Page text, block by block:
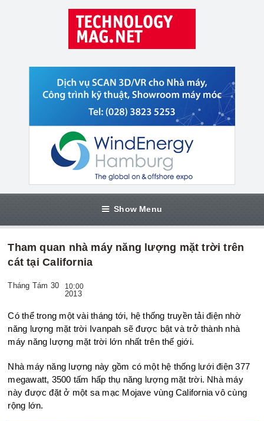
Show Menu
Tham quan nhà máy năng lượng mặt trời trên
cát tại California
Tháng Tám 30 10:00
2013
Có thể trong một vài tháng tới, hệ thống truyền tải điện nhờ
năng lượng mặt trời Ivanpah sẽ được bật và trở thành nhà
máy năng lượng mặt trời lớn nhất trên thế giới.
Nhà máy năng lượng này gồm có một hệ thống lưới điện 377
megawatt, 3500 tấm hấp thụ năng lượng mặt trời. Nhà máy
này được đặt ở một sa mạc Mojave vùng California vô cùng
rộng lớn.